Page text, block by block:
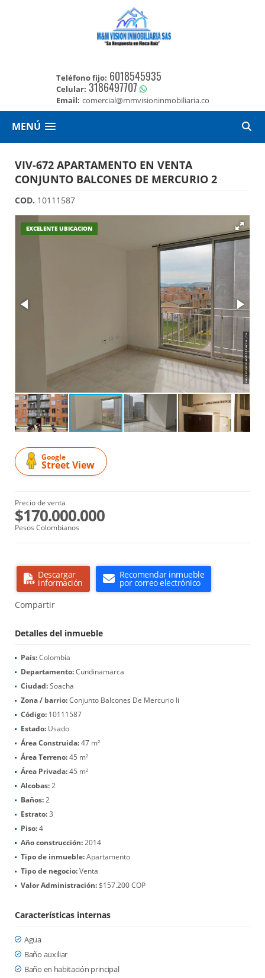
Teléfono fijo: 6018545935
Celular: 3186497707
Email: comercial@mmvisioninmobiliaria.co
MENÚ
VIV-672 APARTAMENTO EN VENTA
CONJUNTO BALCONES DE MERCURIO 2
COD. 10111587
EXCELENTE UBICACION
Google
Street View
Precio de venta
$170.000.000
Pesos Colombianos
Descargar
información
Recomendar inmueble
por correo electrónico
Compartir
Detalles del inmueble
País:Colombia
Departamento:Cundinamarca
Ciudad:Soacha
Zona / barrio:Conjunto Balcones De Mercurio Ii
Código: 10111587
Estado: Usado
Área Construida:47 m²
Área Terreno:45 m²
Área Privada:45 m²
Alcobas:2
Baños:2
Estrato:3
Piso:4
Año construcción:2014
Tipo de inmueble:Apartamento
Tipo de negocio:Venta
Valor Administración:$157.200 COP
Características internas
Agua
Baño auxiliar
Baño en habitación principal